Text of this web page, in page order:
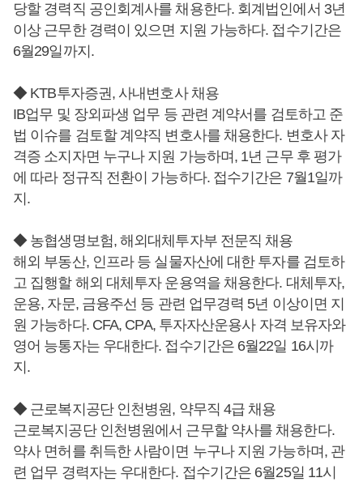
당할 경력직 공인회계사를 채용한다. 회계법인에서 3년
이상 근무한 경력이 있으면 지원 가능하다. 접수기간은
6월29일까지.
◆ KTB투자증권, 사내변호사 채용
IB업무 및 장외파생 업무 등 관련 계약서를 검토하고 준
법 이슈를 검토할 계약직 변호사를 채용한다. 변호사 자
격증 소지자면 누구나 지원 가능하며, 1년 근무 후 평가
에 따라 정규직 전환이 가능하다. 접수기간은 7월1일까
지.
◆ 농협생명보험, 해외대체투자부 전문직 채용
해외 부동산, 인프라 등 실물자산에 대한 투자를 검토하
고 집행할 해외 대체투자 운용역을 채용한다. 대체투자,
운용, 자문, 금융주선 등 관련 업무경력 5년 이상이면 지
원 가능하다. CFA, CPA, 투자자산운용사 자격 보유자와
영어 능통자는 우대한다. 접수기간은 6월22일 16시까
지.
◆ 근로복지공단 인천병원, 약무직 4급 채용
근로복지공단 인천병원에서 근무할 약사를 채용한다.
약사 면허를 취득한 사람이면 누구나 지원 가능하며, 관
련 업무 경력자는 우대한다. 접수기간은 6월25일 11시